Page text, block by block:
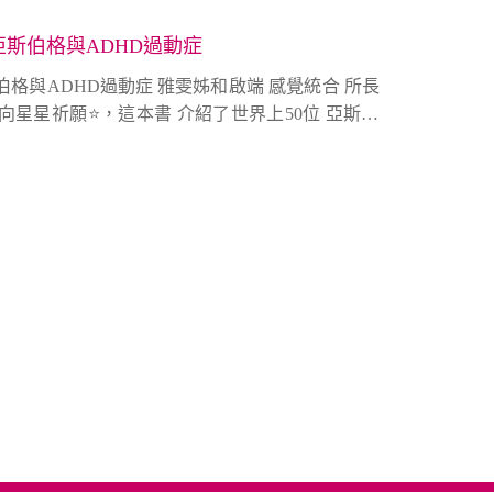
斯伯格與ADHD過動症
雅雯姊和啟端 感覺統合 所長
星星祈願⭐️，這本書 介紹了世界上50位 亞斯伯
學習障礙的朋友！如何找到自己特色活出精